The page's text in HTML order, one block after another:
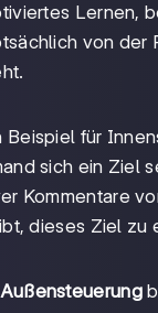
Lernen,
von der
Beispiel für
sich ein Ziel
Kommentare
dieses Ziel zu
Außensteuerung